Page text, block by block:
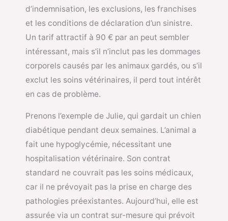
d’indemnisation, les exclusions, les franchises
et les conditions de déclaration d’un sinistre.
Un tarif attractif à 90 € par an peut sembler
intéressant, mais s’il n’inclut pas les dommages
corporels causés par les animaux gardés, ou s’il
exclut les soins vétérinaires, il perd tout intérêt
en cas de problème.
Prenons l’exemple de Julie, qui gardait un chien
diabétique pendant deux semaines. L’animal a
fait une hypoglycémie, nécessitant une
hospitalisation vétérinaire. Son contrat
standard ne couvrait pas les soins médicaux,
car il ne prévoyait pas la prise en charge des
pathologies préexistantes. Aujourd’hui, elle est
assurée via un contrat sur-mesure qui prévoit